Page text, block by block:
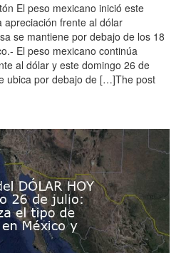
El peso mexicano inició este
apreciación frente al dólar
se mantiene por debajo de los 18
El peso mexicano continúa
al dólar y este domingo 26 de
ubica por debajo de […]The post